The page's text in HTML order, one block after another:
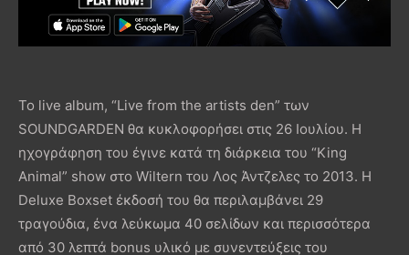
Το live album, “Live from the artists den” των
SOUNDGARDEN θα κυκλοφορήσει στις 26 Ιουλίου. Η
ηχογράφηση του έγινε κατά τη διάρκεια του “King
Animal” show στο Wiltern του Λος Άντζελες το 2013. Η
Deluxe Boxset έκδοσή του θα περιλαμβάνει 29
τραγούδια, ένα λεύκωμα 40 σελίδων και περισσότερα
από 30 λεπτά bonus υλικό με συνεντεύξεις του